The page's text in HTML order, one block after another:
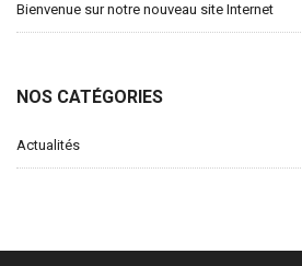
Bienvenue sur notre nouveau site Internet
NOS CATÉGORIES
Actualités